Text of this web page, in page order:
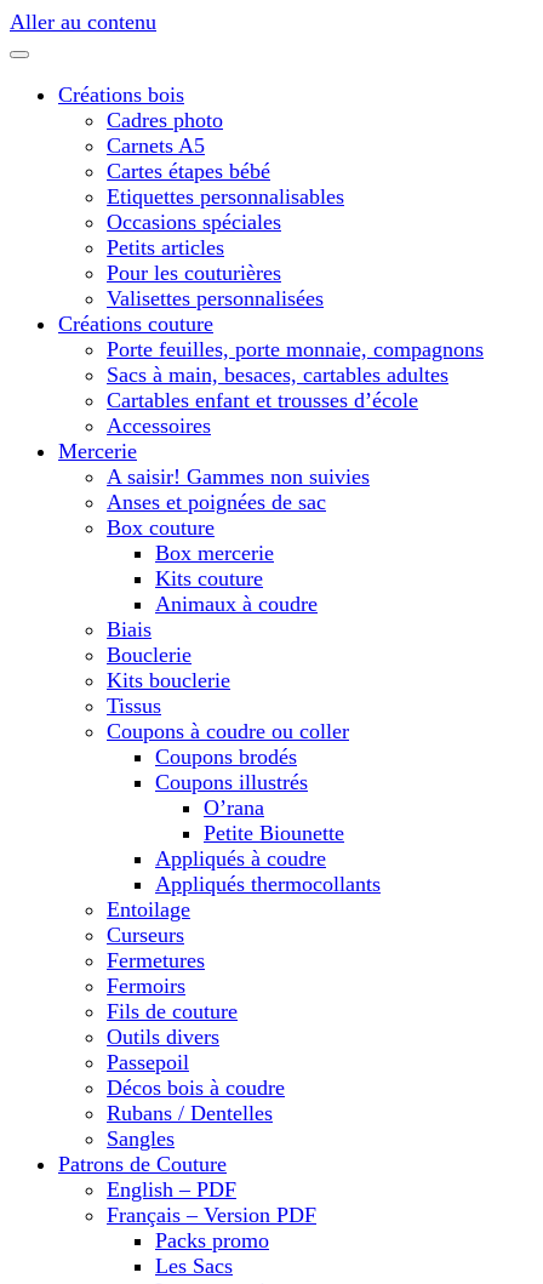
Aller au contenu
Créations bois
Cadres photo
Carnets A5
Cartes étapes bébé
Etiquettes personnalisables
Occasions spéciales
Petits articles
Pour les couturières
Valisettes personnalisées
Créations couture
Porte feuilles, porte monnaie, compagnons
Sacs à main, besaces, cartables adultes
Cartables enfant et trousses d’école
Accessoires
Mercerie
A saisir! Gammes non suivies
Anses et poignées de sac
Box couture
Box mercerie
Kits couture
Animaux à coudre
Biais
Bouclerie
Kits bouclerie
Tissus
Coupons à coudre ou coller
Coupons brodés
Coupons illustrés
O’rana
Petite Biounette
Appliqués à coudre
Appliqués thermocollants
Entoilage
Curseurs
Fermetures
Fermoirs
Fils de couture
Outils divers
Passepoil
Décos bois à coudre
Rubans / Dentelles
Sangles
Patrons de Couture
English – PDF
Français – Version PDF
Packs promo
Les Sacs